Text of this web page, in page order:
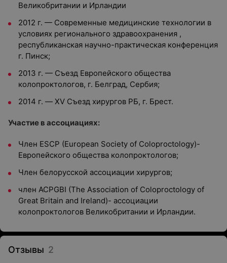
Великобритании и Ирландии
2012 г. — Современные медицинские технологии в
условиях регионального здравоохранения ,
республиканская научно-практическая конференция
г. Пинск;
2013 г. — Съезд Европейского общества
колопроктологов, г. Белград, Сербия;
2014 г. — XV Съезд хирургов РБ, г. Брест.
Участие в ассоциациях:
Член ESCP (European Society of Coloproctology)-
Европейского общества колопроктологов;
Член белорусской ассоциации хирургов;
член ACPGBI (The Association of Coloproctology of
Great Britain and Ireland)- ассоциации
колопроктологов Великобритании и Ирландии.
Отзывы 2